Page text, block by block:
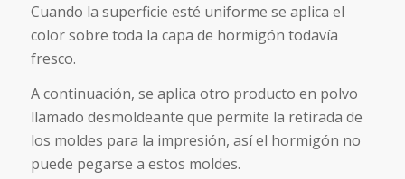
Cuando la superficie esté uniforme se aplica el
color sobre toda la capa de hormigón todavía
fresco.
A continuación, se aplica otro producto en polvo
llamado desmoldeante que permite la retirada de
los moldes para la impresión, así el hormigón no
puede pegarse a estos moldes.